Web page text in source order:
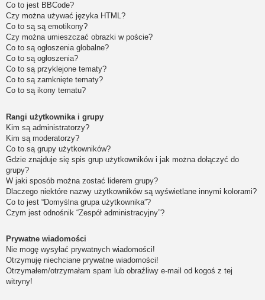
Co to jest BBCode?
Czy można używać języka HTML?
Co to są są emotikony?
Czy można umieszczać obrazki w poście?
Co to są ogłoszenia globalne?
Co to są ogłoszenia?
Co to są przyklejone tematy?
Co to są zamknięte tematy?
Co to są ikony tematu?
Rangi użytkownika i grupy
Kim są administratorzy?
Kim są moderatorzy?
Co to są grupy użytkowników?
Gdzie znajduje się spis grup użytkowników i jak można dołączyć do
grupy?
W jaki sposób można zostać liderem grupy?
Dlaczego niektóre nazwy użytkowników są wyświetlane innymi kolorami?
Co to jest “Domyślna grupa użytkownika”?
Czym jest odnośnik “Zespół administracyjny”?
Prywatne wiadomości
Nie mogę wysyłać prywatnych wiadomości!
Otrzymuję niechciane prywatne wiadomości!
Otrzymałem/otrzymałam spam lub obraźliwy e-mail od kogoś z tej
witryny!